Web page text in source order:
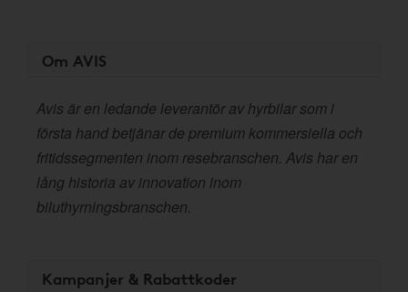
Om AVIS
Avis är en ledande leverantör av hyrbilar som i
första hand betjänar de premium kommersiella och
fritidssegmenten inom resebranschen. Avis har en
lång historia av innovation inom
biluthyrningsbranschen.
Kampanjer & Rabattkoder